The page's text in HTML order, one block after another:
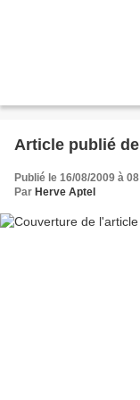
Publié le 16/08/2009 à
Par Herve Aptel